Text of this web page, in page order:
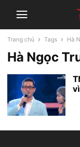
Trang chủ Tags Hà
Hà Ngọc